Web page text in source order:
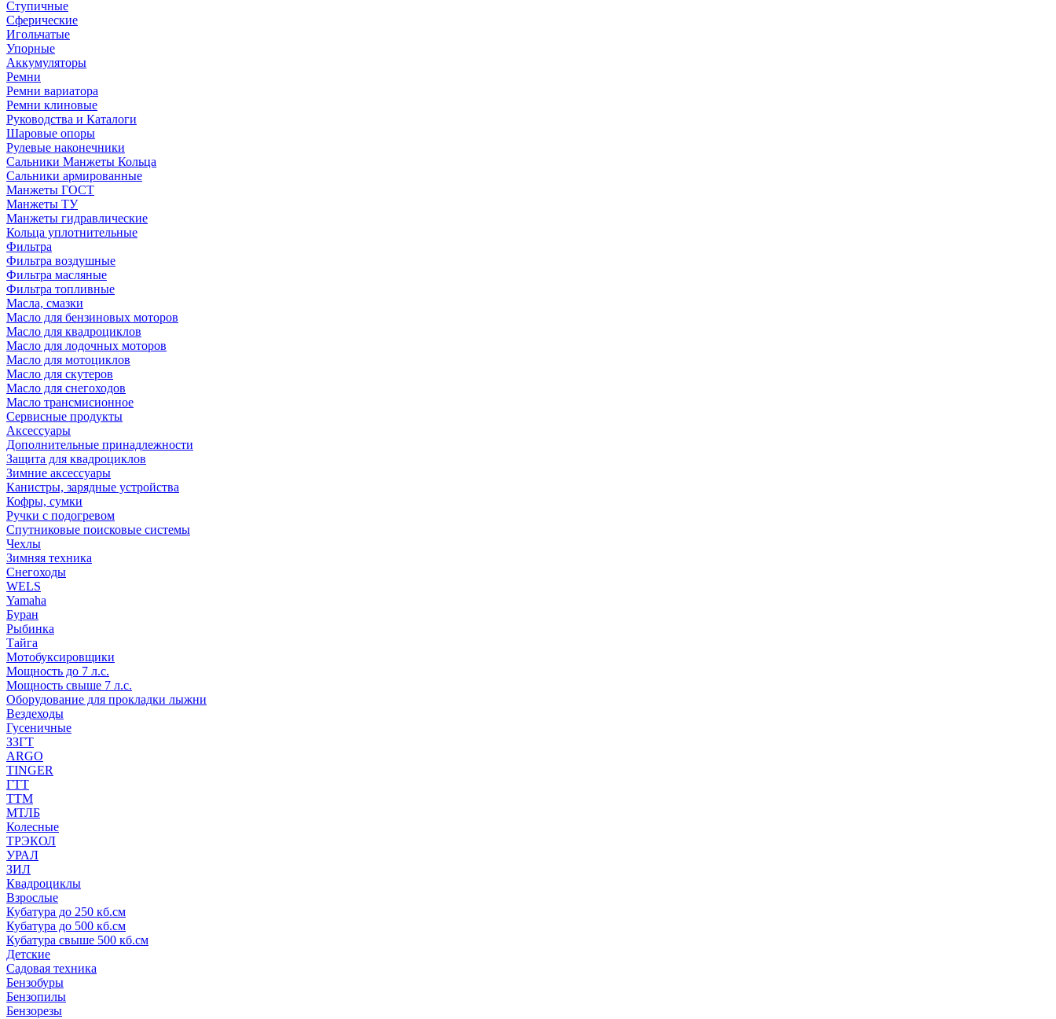
Ступичные
Сферические
Игольчатые
Упорные
Аккумуляторы
Ремни
Ремни вариатора
Ремни клиновые
Руководства и Каталоги
Шаровые опоры
Рулевые наконечники
Сальники Манжеты Кольца
Сальники армированные
Манжеты ГОСТ
Манжеты ТУ
Манжеты гидравлические
Кольца уплотнительные
Фильтра
Фильтра воздушные
Фильтра масляные
Фильтра топливные
Масла, смазки
Масло для бензиновых моторов
Масло для квадроциклов
Масло для лодочных моторов
Масло для мотоциклов
Масло для скутеров
Масло для снегоходов
Масло трансмисионное
Сервисные продукты
Аксессуары
Дополнительные принадлежности
Защита для квадроциклов
Зимние аксессуары
Канистры, зарядные устройства
Кофры, сумки
Ручки с подогревом
Спутниковые поисковые системы
Чехлы
Зимняя техника
Снегоходы
WELS
Yamaha
Буран
Рыбинка
Тайга
Мотобуксировщики
Мощность до 7 л.с.
Мощность свыше 7 л.с.
Оборудование для прокладки лыжни
Вездеходы
Гусеничные
ЗЗГТ
ARGO
TINGER
ГТТ
ТТМ
МТЛБ
Колесные
ТРЭКОЛ
УРАЛ
ЗИЛ
Квадроциклы
Взрослые
Кубатура до 250 кб.см
Кубатура до 500 кб.см
Кубатура свыше 500 кб.см
Детские
Садовая техника
Бензобуры
Бензопилы
Бензорезы